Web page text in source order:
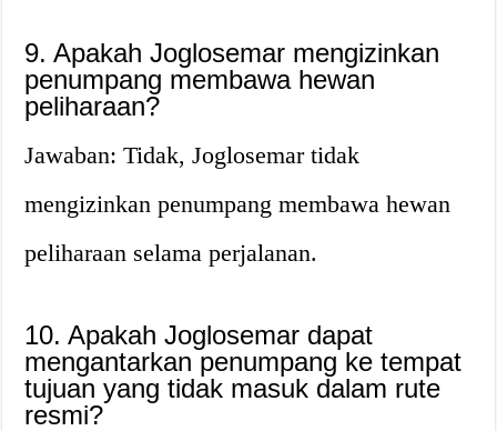
9. Apakah Joglosemar mengizinkan
penumpang membawa hewan
peliharaan?
Jawaban: Tidak, Joglosemar tidak
mengizinkan penumpang membawa hewan
peliharaan selama perjalanan.
10. Apakah Joglosemar dapat
mengantarkan penumpang ke tempat
tujuan yang tidak masuk dalam rute
resmi?